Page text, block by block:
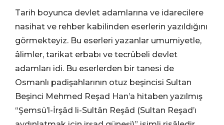
Tarih boyunca devlet adamlarına ve idarecilere
nasihat ve rehber kabilinden eserlerin yazıldığını
görmekteyiz. Bu eserleri yazanlar umumiyetle,
âlimler, tarikat erbabı ve tecrübeli devlet
adamları idi. Bu eserlerden bir tanesi de
Osmanlı padişahlarının otuz beşincisi Sultan
Beşinci Mehmed Reşad Han’a hitaben yazılmış
“Şemsü’l-İrşâd li-Sultân Reşâd (Sultan Reşad’ı